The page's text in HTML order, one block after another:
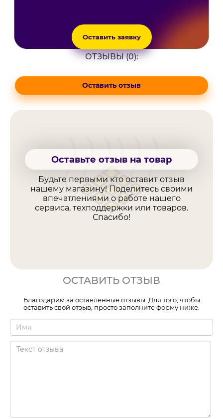
Оставить заявку
ОТЗЫВЫ (0):
Оставить отзыв
Оставьте отзыв на товар
Будьте первыми кто оставит отзыв
нашему магазину! Поделитесь своими
впечатлениями о работе нашего
сервиса, техподдержки или товаров.
Спасибо!
ОСТАВИТЬ ОТЗЫВ
Благодарим за оставленные отзывы. Для того, чтобы
оставить свой отзыв, просто заполните форму ниже.